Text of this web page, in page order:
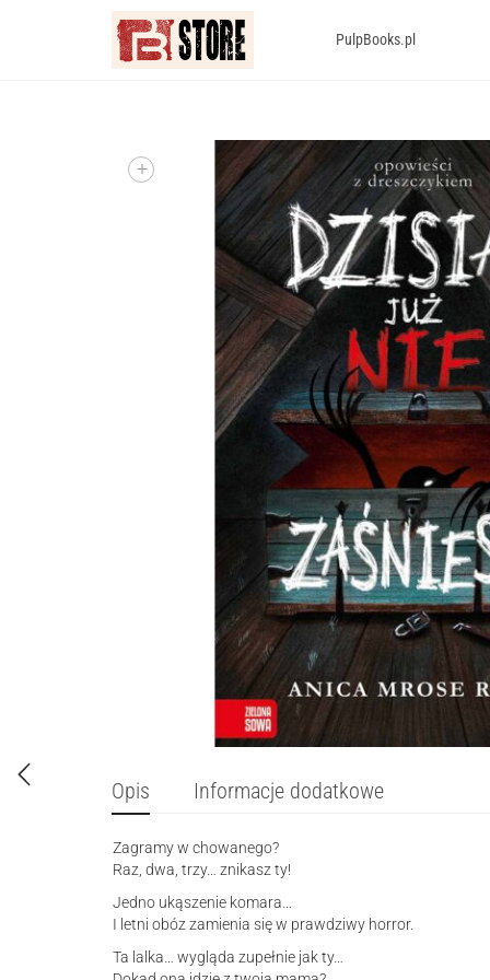
PulpBooks.pl
+
Opis Informacje dodatkowe
Zagramy w chowanego?
Raz, dwa, trzy… znikasz ty!
Jedno ukąszenie komara…
I letni obóz zamienia się w prawdziwy horror.
Ta lalka… wygląda zupełnie jak ty…